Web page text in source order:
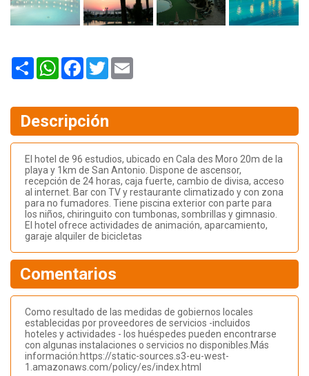
Share WhatsAppFacebook
Twitter
Descripción
El hotel de 96 estudios, ubicado en Cala des Moro 20m de la
playa y 1km de San Antonio. Dispone de ascensor,
recepción de 24 horas, caja fuerte, cambio de divisa, acceso
al internet. Bar con TV y restaurante climatizado y con zona
para no fumadores. Tiene piscina exterior con parte para
los niños, chiringuito con tumbonas, sombrillas y gimnasio.
El hotel ofrece actividades de animación, aparcamiento,
garaje alquiler de bicicletas
Comentarios
Como resultado de las medidas de gobiernos locales
establecidas por proveedores de servicios -incluidos
hoteles y actividades - los huéspedes pueden encontrarse
con algunas instalaciones o servicios no disponibles.Más
información:https://static-sources.s3-eu-west-
1.amazonaws.com/policy/es/index.html